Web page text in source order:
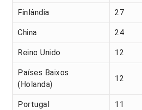
Finlândia 27
China 24
Reino Unido 12
Países Baixos
(Holanda)
12
Portugal 11